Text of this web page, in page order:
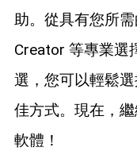
助。從具有您所
Creator 等專業選
選，您可以輕鬆
佳方式。現在，
軟體！